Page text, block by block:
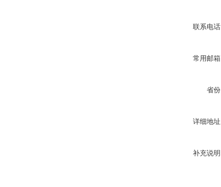
联系电
常用邮
省
详细地
补充说